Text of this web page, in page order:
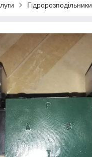
Гідророзподільники